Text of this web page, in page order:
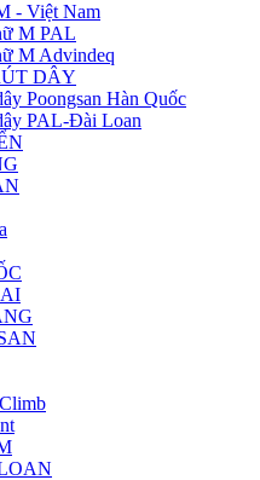
- Việt Nam
M PAL
M Advindeq
DÂY
Poongsan Hàn Quốc
PAL-Đài Loan